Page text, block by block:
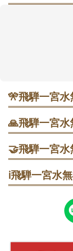
広い願いに寄り
寄りやすい一社
題になり、季節
書きの通常版に
置きもあり、
🎌飛騨一宮水
1月1日 歳旦祭｜
の厳かな空気を
期です。
行う珍しい祭り
を見たいなら午
5月1〜2日 例祭
の大祭。昼過ぎ
🙏飛騨一宮水
1. JR飛騨一ノ宮
向かえる時間で
2. 静かに祈りた
3. 紅葉の時期は
🤝飛騨一宮水
個人祈祷
個人祈祷は、交
れ、平服でよい
やすい祈祷です
ℹ️飛騨一宮水